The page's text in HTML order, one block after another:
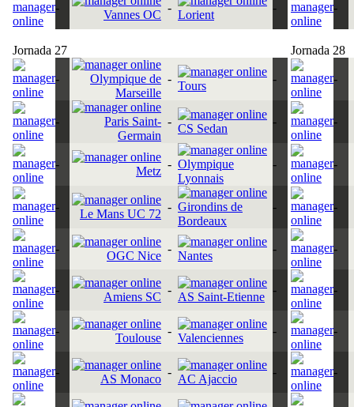
-
Vannes OC
-
Lorient
- -
Jornada 27 Jornada 28
-
Olympique de
Marseille
-
Tours
- -
-
Paris Saint-
Germain
-
CS Sedan
- -
-
Metz
- Olympique
Lyonnais
- -
-
Le Mans UC 72
- Girondins de
Bordeaux
- -
-
OGC Nice
-
Nantes
- -
-
Amiens SC
-
AS Saint-Etienne
- -
-
Toulouse
-
Valenciennes
- -
-
AS Monaco
-
AC Ajaccio
- -